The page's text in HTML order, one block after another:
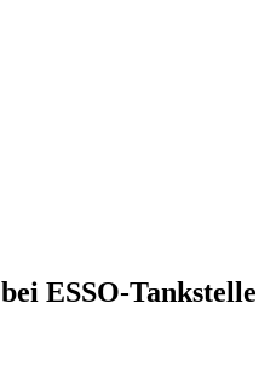
bei ESSO-Tankstelle